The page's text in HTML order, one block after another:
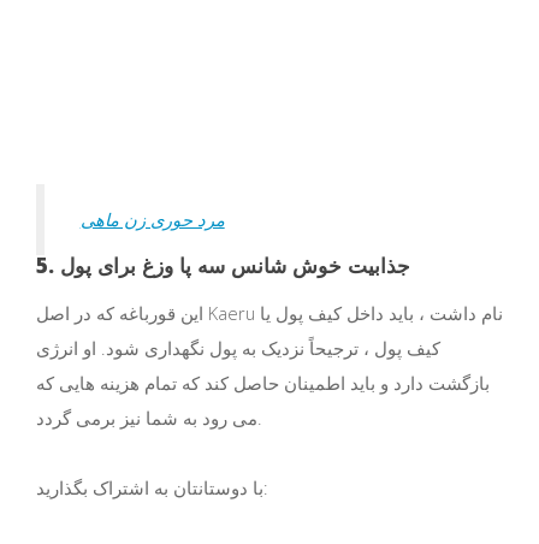
مرد حوری زن ماهی
5. جذابیت خوش شانس سه پا وزغ برای پول
این قورباغه که در اصل Kaeru نام داشت ، باید داخل کیف پول یا
کیف پول ، ترجیحاً نزدیک به پول نگهداری شود. او انرژی
بازگشت دارد و باید اطمینان حاصل کند که تمام هزینه هایی که
با دوستانتان به اشتراک بگذارید: